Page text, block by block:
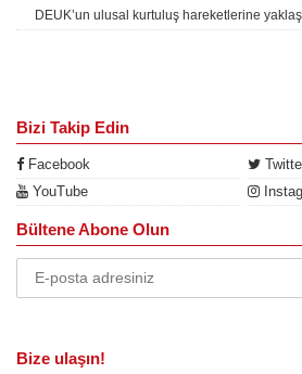
DEUK’un ulusal kurtuluş hareketlerine
Bizi Takip Edin
Facebook
YouTube
Bültene Abone Olun
Bize ulaşın!